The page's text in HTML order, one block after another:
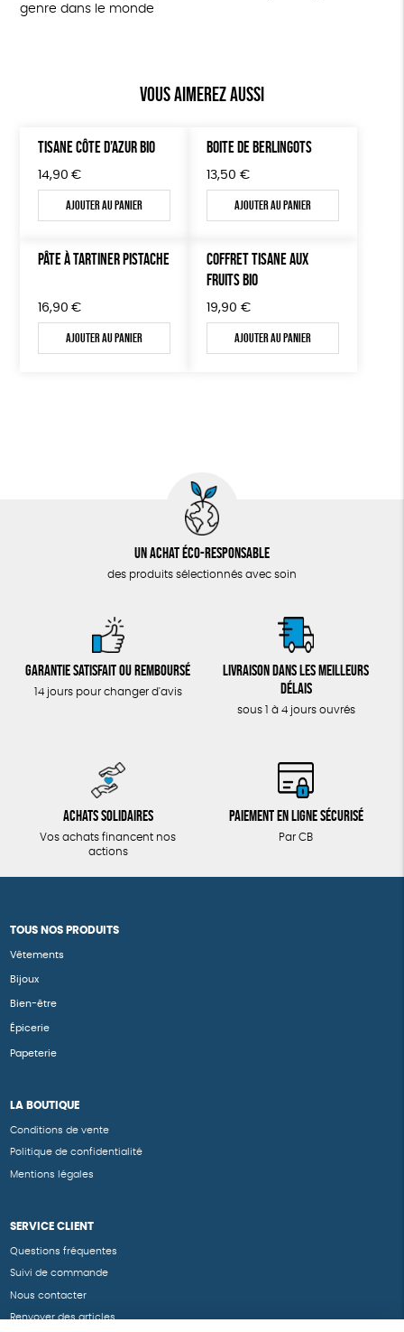
genre dans le monde
Vous aimerez aussi
TISANE CÔTE D’AZUR BIO
14,90 €
Ajouter au panier
BOITE DE BERLINGOTS
13,50 €
Ajouter au panier
PÂTE À TARTINER PISTACHE
16,90 €
Ajouter au panier
COFFRET TISANE AUX
FRUITS BIO
19,90 €
Ajouter au panier
Un achat éco-responsable
des produits sélectionnés avec soin
Garantie satisfait ou remboursé
14 jours pour changer d'avis
Livraison dans les meilleurs
délais
sous 1 à 4 jours ouvrés
Achats solidaires
Vos achats financent nos
actions
Paiement en ligne sécurisé
Par CB
TOUS NOS PRODUITS
Vêtements
Bijoux
Bien-être
Épicerie
Papeterie
LA BOUTIQUE
Conditions de vente
Politique de confidentialité
Mentions légales
SERVICE CLIENT
Questions fréquentes
Suivi de commande
Nous contacter
Renvoyer des articles